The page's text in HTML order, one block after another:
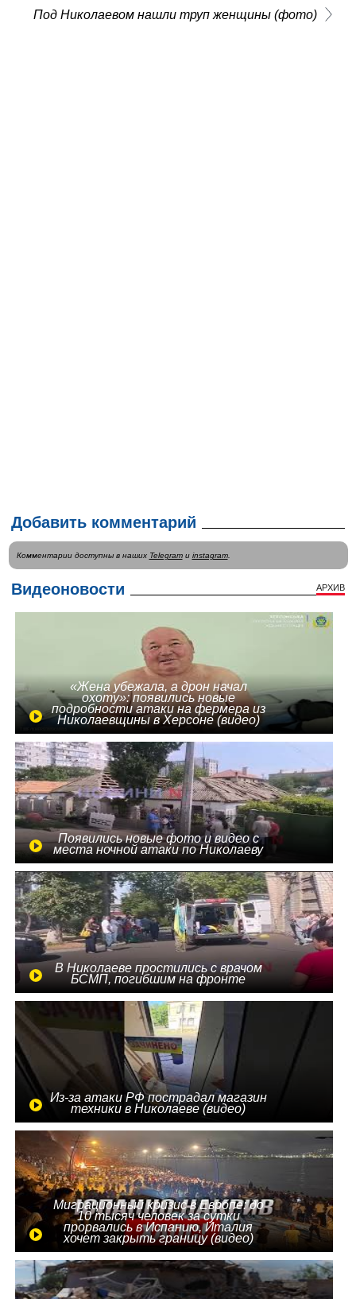
Под Николаевом нашли труп женщины (фото)
Добавить комментарий
Комментарии доступны в наших Telegramи instagram.
Видеоновости АРХИВ
«Жена убежала, а дрон начал
охоту»: появились новые
подробности атаки на фермера из
Николаевщины в Херсоне (видео)
Появились новые фото и видео с
места ночной атаки по Николаеву
В Николаеве простились с врачом
БСМП, погибшим на фронте
Из-за атаки РФ пострадал магазин
техники в Николаеве (видео)
Миграционный кризис в Европе: до
10 тысяч человек за сутки
прорвались в Испанию, Италия
хочет закрыть границу (видео)